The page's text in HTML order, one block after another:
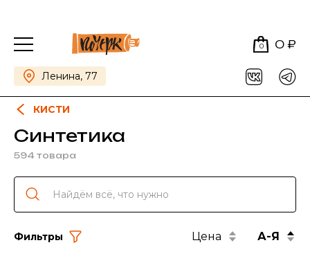
0 0 ₽
Ленина, 77
КИСТИ
Синтетика
594 товара
Фильтры Цена А-Я